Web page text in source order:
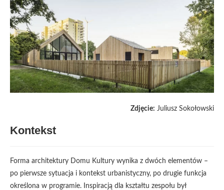
Zdjęcie: Juliusz Sokołowski
Kontekst
Forma architektury Domu Kultury wynika z dwóch elementów –
po pierwsze sytuacja i kontekst urbanistyczny, po drugie funkcja
określona w programie. Inspiracją dla kształtu zespołu był